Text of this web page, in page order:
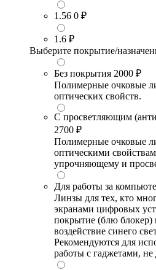
1.56 0 ₽
1.6 ₽
Выберите покрытие/
Без покрытия 2000 ₽
Полимерные очковые
оптических свойств.
С просветляющим
2700 ₽
Полимерные очковые
оптическими
упрочняющему и
Для работы за
Линзы для тех, кто
экранами цифровых
покрытие (блю блокер)
воздействие синего
Рекомендуются для
работы с гаджетами,